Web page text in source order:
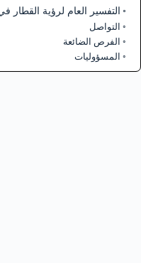
التفسير العام لرؤية القطار
التواصل
الفرص الضائعة
المسؤوليات